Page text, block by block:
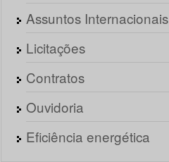
Assuntos Internacionais
Licitações
Contratos
Ouvidoria
Eficiência energética